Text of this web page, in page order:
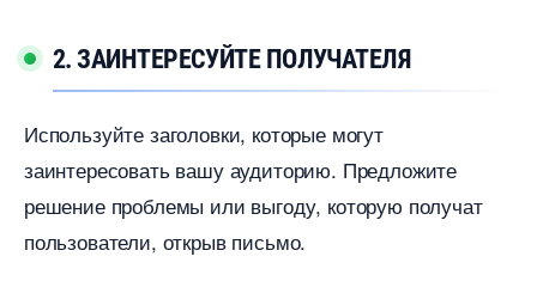
2. ЗАИНТЕРЕСУЙТЕ ПОЛУЧАТЕЛЯ
Используйте заголовки, которые могут
заинтересовать вашу аудиторию. Предложите
решение проблемы или выгоду, которую получат
пользователи, открыв письмо.